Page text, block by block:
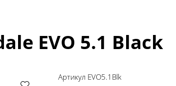
EVO 5.1 Black
Артикул EVO5.1Blk